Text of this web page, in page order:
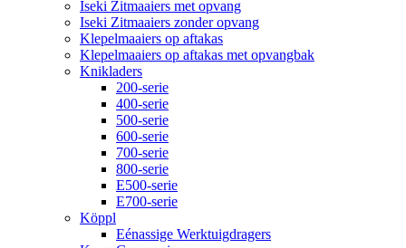
Iseki Zitmaaiers met opvang
Iseki Zitmaaiers zonder opvang
Klepelmaaiers op aftakas
Klepelmaaiers op aftakas met opvangbak
Knikladers
200-serie
400-serie
500-serie
600-serie
700-serie
800-serie
E500-serie
E700-serie
Köppl
Eénassige Werktuigdragers